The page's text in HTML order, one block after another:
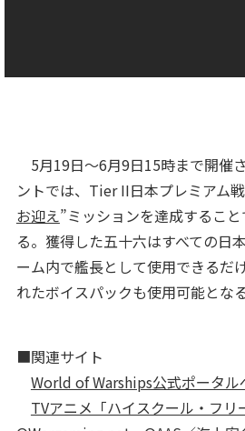
5月19日～6月9日15時まで開催
ントでは、Tier II日本プレミアム
お迎え”ミッションを達成するこ
る。獲得した五十六はすべての日
ーム内で艦長として使用できるだ
れたボイスパックも使用可能となる
■関連サイト
World of Warships公式ポータル
TVアニメ「ハイスクール・フリ